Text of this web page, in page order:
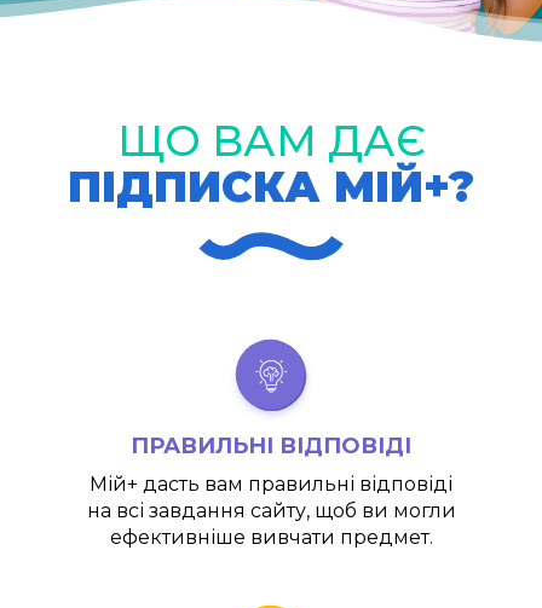
ЩО ВАМ ДАЄ
ПІДПИСКА МІЙ+?
ПРАВИЛЬНІ ВІДПОВІДІ
Мій+ дасть вам правильні відповіді
на всі завдання сайту, щоб ви могли
ефективніше вивчати предмет.